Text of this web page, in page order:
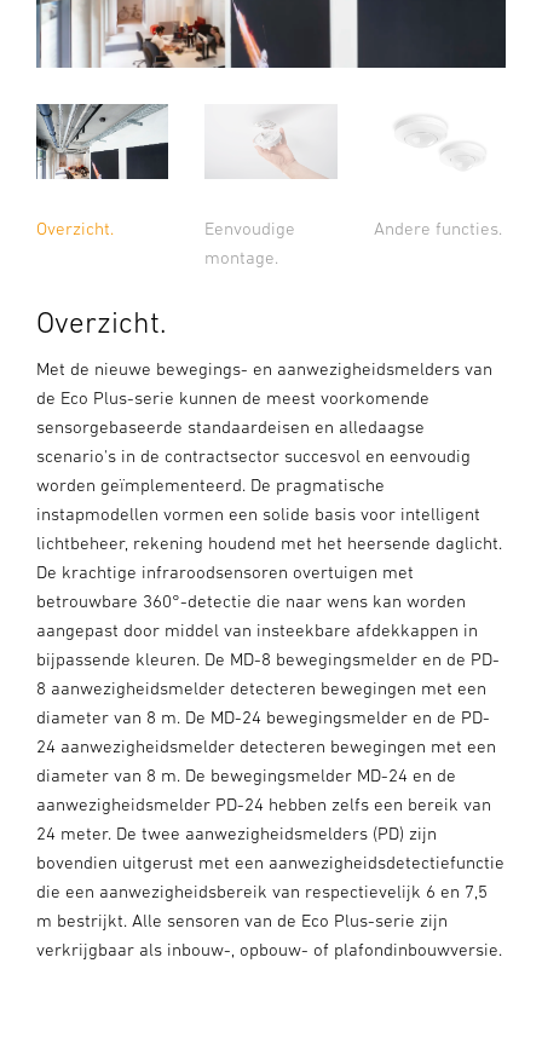
Overzicht.
Eenvoudige
montage.
Andere functies.
Overzicht.
Met de nieuwe bewegings- en aanwezigheidsmelders van
de Eco Plus-serie kunnen de meest voorkomende
sensorgebaseerde standaardeisen en alledaagse
scenario's in de contractsector succesvol en eenvoudig
worden geïmplementeerd. De pragmatische
instapmodellen vormen een solide basis voor intelligent
lichtbeheer, rekening houdend met het heersende daglicht.
De krachtige infraroodsensoren overtuigen met
betrouwbare 360°-detectie die naar wens kan worden
aangepast door middel van insteekbare afdekkappen in
bijpassende kleuren. De MD-8 bewegingsmelder en de PD-
8 aanwezigheidsmelder detecteren bewegingen met een
diameter van 8 m. De MD-24 bewegingsmelder en de PD-
24 aanwezigheidsmelder detecteren bewegingen met een
diameter van 8 m. De bewegingsmelder MD-24 en de
aanwezigheidsmelder PD-24 hebben zelfs een bereik van
24 meter. De twee aanwezigheidsmelders (PD) zijn
bovendien uitgerust met een aanwezigheidsdetectiefunctie
die een aanwezigheidsbereik van respectievelijk 6 en 7,5
m bestrijkt. Alle sensoren van de Eco Plus-serie zijn
verkrijgbaar als inbouw-, opbouw- of plafondinbouwversie.